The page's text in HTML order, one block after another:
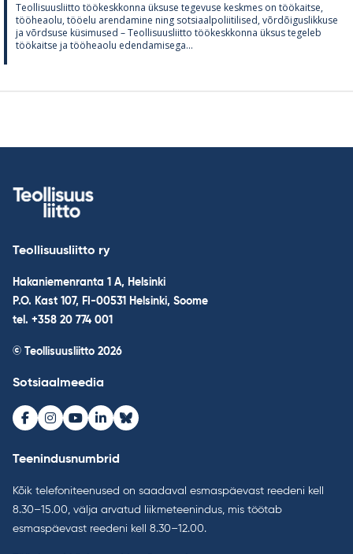
Teol­li­suus­liitto töö­kesk­konna ük­suse te­ge­vuse kesk­mes on töö­kaitse,
töö­heaolu, töö­elu aren­da­mine ning sot­si­aal­po­lii­ti­li­sed, võrdõi­gus­lik­kuse
ja võrd­suse kü­si­mused – Teol­li­suus­liitto töö­kesk­konna ük­sus te­ge­leb
töö­kaitse ja töö­heaolu eden­da­mi­sega...
Teollisuusliitto ry
Hakaniemenranta 1 A, Helsinki
P.O. Kast 107, FI-00531 Helsinki, Soome
tel. +358 20 774 001
© Teollisuusliitto 2026
Sotsiaalmeedia
Facebook
Instagram
Youtube
LinkedInBluesky
Teenindusnumbrid
Kõik telefoniteenused on saadaval esmaspäevast reedeni kell
8.30–15.00, välja arvatud liikmeteenindus, mis töötab
esmaspäevast reedeni kell 8.30–12.00.